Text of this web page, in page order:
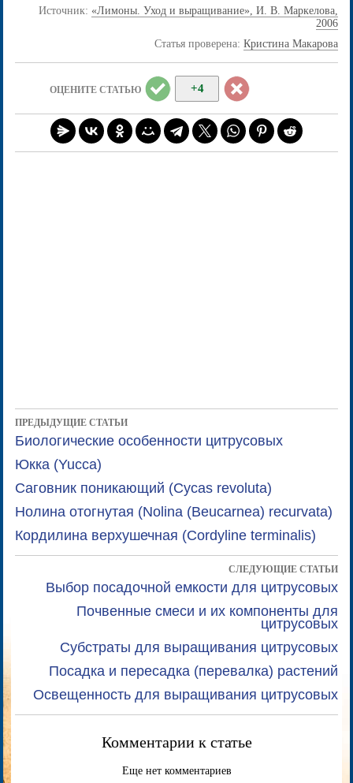
Источник: «Лимоны. Уход и выращивание», И. В. Маркелова,
2006
Статья проверена: Кристина Макарова
ОЦЕНИТЕ СТАТЬЮ +4
ПРЕДЫДУЩИЕ СТАТЬИ
Биологические особенности цитрусовых
Юкка (Yucca)
Саговник поникающий (Cycas revoluta)
Нолина отогнутая (Nolina (Beucarnea) recurvata)
Кордилина верхушечная (Cordyline terminalis)
СЛЕДУЮЩИЕ СТАТЬИ
Выбор посадочной емкости для цитрусовых
Почвенные смеси и их компоненты для
цитрусовых
Субстраты для выращивания цитрусовых
Посадка и пересадка (перевалка) растений
Освещенность для выращивания цитрусовых
Комментарии к статье
Еще нет комментариев